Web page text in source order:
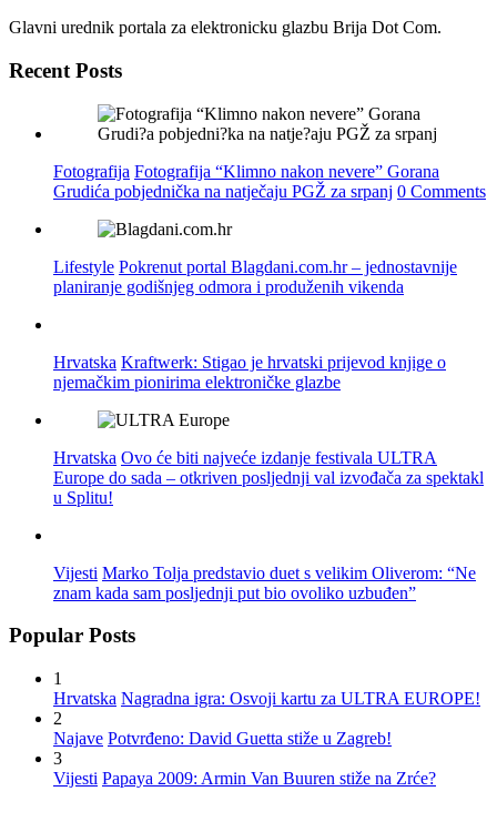
Glavni urednik portala za elektronicku glazbu Brija Dot Com.
Recent Posts
Fotografija Fotografija “Klimno nakon nevere” Gorana
Grudića pobjednička na natječaju PGŽ za srpanj 0 Comments
Lifestyle Pokrenut portal Blagdani.com.hr – jednostavnije
planiranje godišnjeg odmora i produženih vikenda
Hrvatska Kraftwerk: Stigao je hrvatski prijevod knjige o
njemačkim pionirima elektroničke glazbe
Hrvatska Ovo će biti najveće izdanje festivala ULTRA
Europe do sada – otkriven posljednji val izvođača za spektakl
u Splitu!
Vijesti Marko Tolja predstavio duet s velikim Oliverom: “Ne
znam kada sam posljednji put bio ovoliko uzbuđen”
Popular Posts
1
Hrvatska Nagradna igra: Osvoji kartu za ULTRA EUROPE!
2
Najave Potvrđeno: David Guetta stiže u Zagreb!
3
Vijesti Papaya 2009: Armin Van Buuren stiže na Zrće?